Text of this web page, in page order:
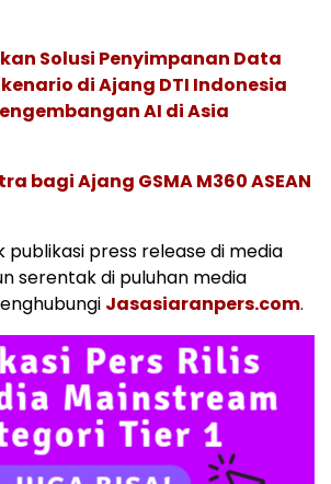
Solusi Penyimpanan Data
di Ajang DTI Indonesia
AI di Asia
bagi Ajang GSMA M360 ASEAN
publikasi press release di media
serentak di puluhan media
Jasasiaranpers.com.